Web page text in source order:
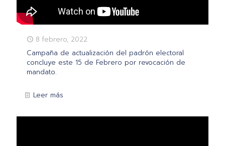
8 febrero, 2022
Campaña de actualización del padrón electoral
concluye este 15 de Febrero por revocación de
mandato.
Leer más